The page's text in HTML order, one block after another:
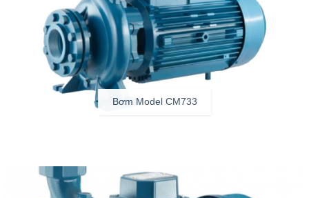
Bơm Model CM733